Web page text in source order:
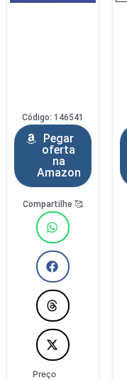
Código: 146541
Pegar
oferta
na
Amazon
Compartilhe 🥰
Preço